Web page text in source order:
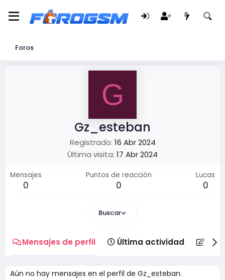
Foros
G
Gz_esteban
Registrado 16 Abr 2024
Última visita 17 Abr 2024
Mensajes
0
Puntos de reacción
0
Lucas
0
Buscar
Mensajes de perfil Última actividad
Aún no hay mensajes en el perfil de Gz_esteban.